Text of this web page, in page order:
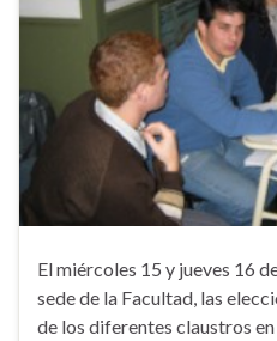
El miércoles 15 y jueves 16
sede de la Facultad, las
de los diferentes claustros